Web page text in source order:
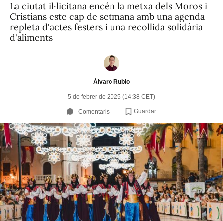
La ciutat il·licitana encén la metxa dels Moros i
Cristians este cap de setmana amb una agenda
repleta d'actes festers i una recollida solidària
d'aliments
Álvaro Rubio
5 de febrer de 2025 (14:38 CET)
Comentaris Guardar